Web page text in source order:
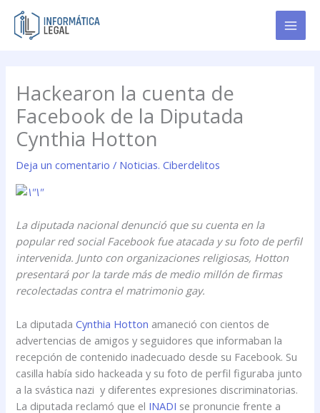
contenido
Hackearon la cuenta de
Facebook de la Diputada
Cynthia Hotton
Deja un comentario / Noticias. Ciberdelitos
La diputada nacional denunció que su cuenta en la
popular red social Facebook fue atacada y su foto de perfil
intervenida. Junto con organizaciones religiosas, Hotton
presentará por la tarde más de medio millón de firmas
recolectadas contra el matrimonio gay.
La diputadaCynthia Hotton amaneció con cientos de
advertencias de amigos y seguidores que informaban la
recepción de contenido inadecuado desde su Facebook. Su
casilla había sido hackeada y su foto de perfil figuraba junto
a la svástica nazi y diferentes expresiones discriminatorias.
La diputada reclamó que el INADI se pronuncie frente a